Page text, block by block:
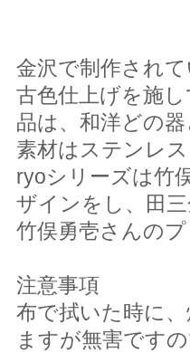
金沢で制作され
古色仕上げを施
品は、和洋どの
素材はステンレ
ryoシリーズは竹
ザインをし、田
竹俣勇壱さんの
注意事項
布で拭いた時に
ますが無害です